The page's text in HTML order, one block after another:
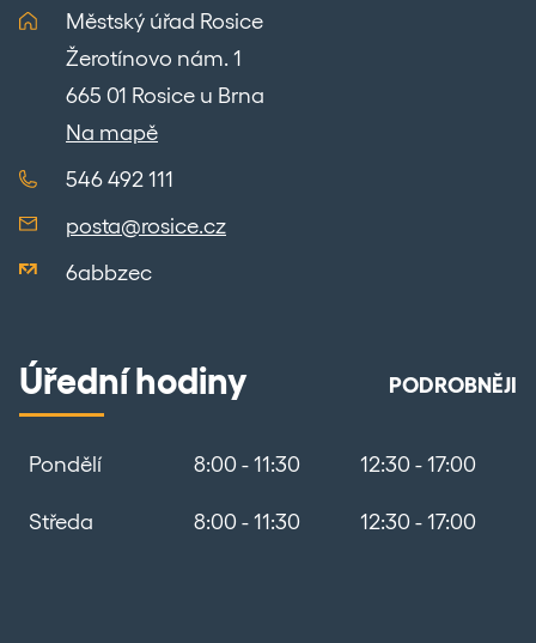
Městský úřad Rosice
Žerotínovo nám. 1
665 01 Rosice u Brna
Na mapě
546 492 111
posta@rosice.cz
6abbzec
Úřední hodiny PODROBNĚJI
Pondělí 8:00 - 11:30 12:30 - 17:00
Středa 8:00 - 11:30 12:30 - 17:00